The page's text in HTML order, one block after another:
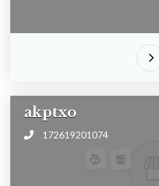
akptxo
172619201074